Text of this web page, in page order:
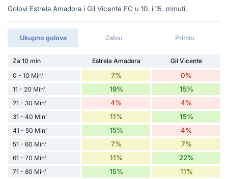
Golovi Estrela Amadora i Gil Vicente FC u 10. i 15. minuti.
Ukupno golova Zabio Primio
Za 10 min Estrela Amadora
Gil Vicente
0 - 10 Min'
7% 0%
11 - 20 Min' 19% 15%
21 - 30 Min' 4% 4%
31 - 40 Min' 11% 15%
41 - 50 Min' 15% 4%
51 - 60 Min' 7% 7%
61 - 70 Min' 11% 22%
71 - 80 Min' 15% 11%